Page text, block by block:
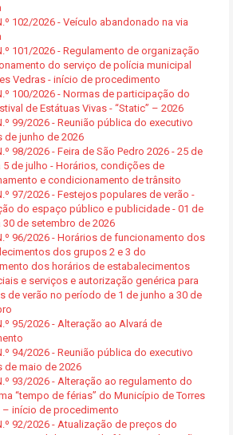
102/2026 - Veículo abandonado na via
101/2026 - Regulamento de organização
do serviço de polícia municipal
Vedras - início de procedimento
100/2026 - Normas de participação do
de Estátuas Vivas - “Static” – 2026
99/2026 - Reunião pública do executivo
de junho de 2026
98/2026 - Feira de São Pedro 2026 - 25 de
5 de julho - Horários, condições de
e condicionamento de trânsito
97/2026 - Festejos populares de verão -
do espaço público e publicidade - 01 de
30 de setembro de 2026
96/2026 - Horários de funcionamento dos
dos grupos 2 e 3 do
dos horários de estabalecimentos
e serviços e autorização genérica para
de verão no período de 1 de junho a 30 de
95/2026 - Alteração ao Alvará de
94/2026 - Reunião pública do executivo
de maio de 2026
93/2026 - Alteração ao regulamento do
“tempo de férias” do Município de Torres
– início de procedimento
92/2026 - Atualização de preços do